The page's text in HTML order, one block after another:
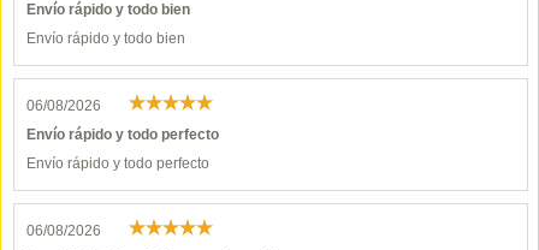
Envío rápido y todo bien
Envío rápido y todo bien
06/08/2026
Envío rápido y todo perfecto
Envío rápido y todo perfecto
06/08/2026